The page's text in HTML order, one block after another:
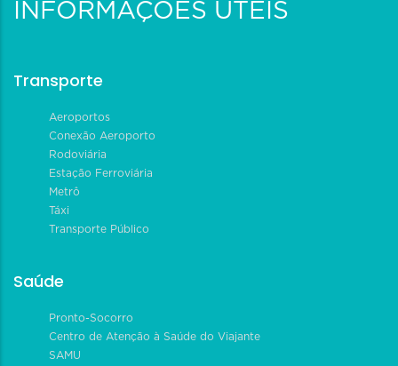
INFORMAÇÕES ÚTEIS
Transporte
Aeroportos
Conexão Aeroporto
Rodoviária
Estação Ferroviária
Metrô
Táxi
Transporte Público
Saúde
Pronto-Socorro
Centro de Atenção à Saúde do Viajante
SAMU